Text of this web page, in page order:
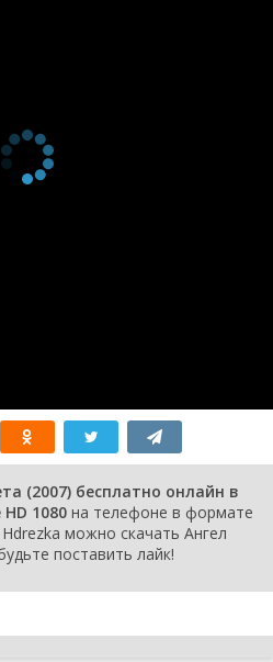
(2007) бесплатно онлайн в
1080 на телефоне в формате
можно скачать Ангел
поставить лайк!